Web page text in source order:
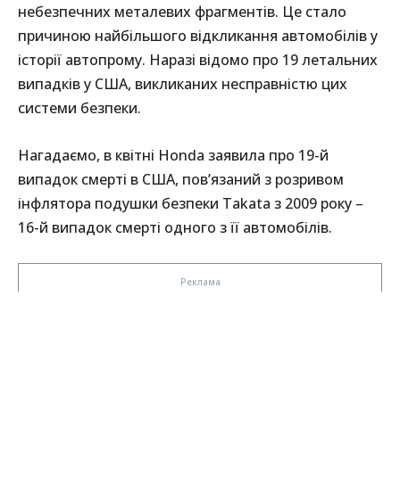
небезпечних металевих фрагментів. Це стало
причиною найбільшого відкликання автомобілів у
історії автопрому. Наразі відомо про 19 летальних
випадків у США, викликаних несправністю цих
системи безпеки.
Нагадаємо, в квітні Honda заявила про 19-й
випадок смерті в США, пов’язаний з розривом
інфлятора подушки безпеки Takata з 2009 року –
16-й випадок смерті одного з її автомобілів.